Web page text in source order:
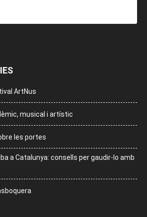
ArtNus
musical i artístic
les portes
a Catalunya: consells per gaudir-lo amb